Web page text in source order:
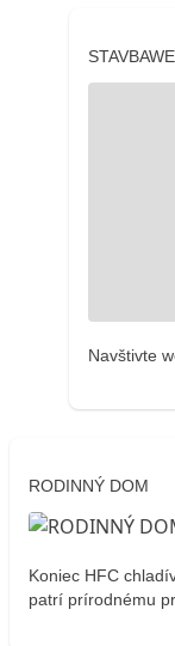
Navštivte
RODINNÝ DOM
Koniec HFC
patrí prírodnému